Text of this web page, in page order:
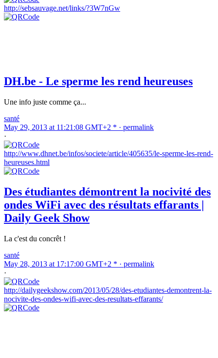
http://sebsauvage.net/links/?3W7nGw
DH.be - Le sperme les rend heureuses
Une info juste comme ça...
santé
May 29, 2013 at 11:21:08 GMT+2 * · permalink
·
http://www.dhnet.be/infos/societe/article/405635/le-sperme-les-rend-
heureuses.html
Des étudiantes démontrent la nocivité des
ondes WiFi avec des résultats effarants |
Daily Geek Show
La c'est du concrêt !
santé
May 28, 2013 at 17:17:00 GMT+2 * · permalink
·
http://dailygeekshow.com/2013/05/28/des-etudiantes-demontrent-la-
nocivite-des-ondes-wifi-avec-des-resultats-effarants/